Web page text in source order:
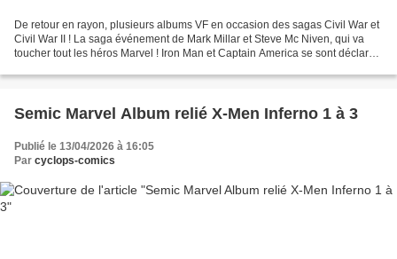
De retour en rayon, plusieurs albums VF en occasion des sagas Civil War et
Civil War II ! La saga événement de Mark Millar et Steve Mc Niven, qui va
toucher tout les héros Marvel ! Iron Man et Captain America se sont déclarés
Semic Marvel Album relié X-Men Inferno 1 à 3
Publié le 13/04/2026 à 16:05
Par cyclops-comics